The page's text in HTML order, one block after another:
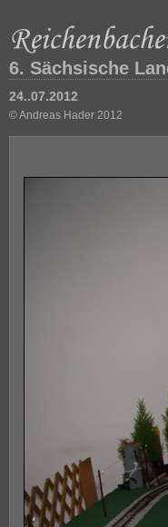
6. Sächsische
24..07.2012
© Andreas Hader 2012